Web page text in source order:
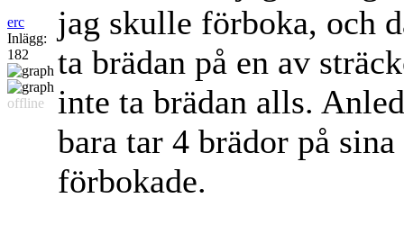
erc
Inlägg:
182
offline
jag skulle förboka, och
ta brädan på en av
inte ta brädan alls.
bara tar 4 brädor på
förbokade.